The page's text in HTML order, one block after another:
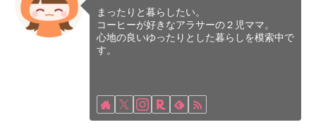
まったりと暮らしたい。
コーヒーが好きなアラサーの２児ママ。
心地の良いゆったりとした暮らしを模索中で
す。